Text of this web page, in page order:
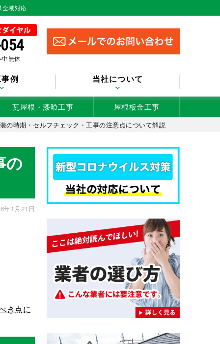
域対応
無休
例 当社について
瓦屋根・漆喰工事 屋根板金工事
の時期・セルフチェック・工事の注意点について解説
の
年1月21日
き点に